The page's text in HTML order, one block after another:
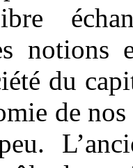
notions
du
de nos